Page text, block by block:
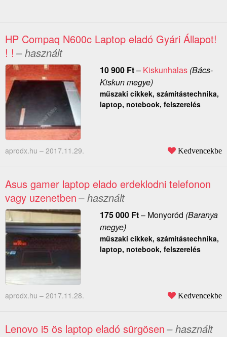
HP Compaq N600c Laptop eladó Gyári Állapot!
! ! – használt
10 900 Ft– Kiskunhalas(Bács-
Kiskun megye)
műszaki cikkek, számítástechnika,
laptop, notebook, felszerelés
aprodx.hu – 2017.11.29. Kedvencekbe
Asus gamer laptop elado erdeklodni telefonon
vagy uzenetben– használt
175 000 Ft– Monyoród (Baranya
megye)
műszaki cikkek, számítástechnika,
laptop, notebook, felszerelés
aprodx.hu – 2017.11.28. Kedvencekbe
Lenovo i5 ös laptop eladó sürgösen– használt